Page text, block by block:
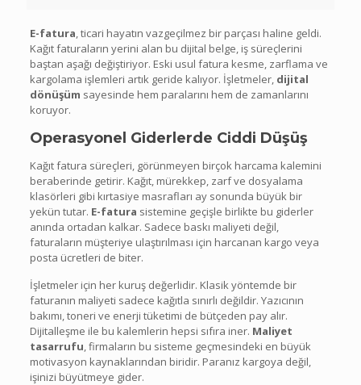
E-fatura, ticari hayatın vazgeçilmez bir parçası haline geldi.
Kağıt faturaların yerini alan bu dijital belge, iş süreçlerini
baştan aşağı değiştiriyor. Eski usul fatura kesme, zarflama ve
kargolama işlemleri artık geride kalıyor. İşletmeler, dijital
dönüşüm sayesinde hem paralarını hem de zamanlarını
koruyor.
Operasyonel Giderlerde Ciddi Düşüş
Kağıt fatura süreçleri, görünmeyen birçok harcama kalemini
beraberinde getirir. Kağıt, mürekkep, zarf ve dosyalama
klasörleri gibi kırtasiye masrafları ay sonunda büyük bir
yekün tutar. E-fatura sistemine geçişle birlikte bu giderler
anında ortadan kalkar. Sadece baskı maliyeti değil,
faturaların müşteriye ulaştırılması için harcanan kargo veya
posta ücretleri de biter.
İşletmeler için her kuruş değerlidir. Klasik yöntemde bir
faturanın maliyeti sadece kağıtla sınırlı değildir. Yazıcının
bakımı, toneri ve enerji tüketimi de bütçeden pay alır.
Dijitalleşme ile bu kalemlerin hepsi sıfıra iner. Maliyet
tasarrufu, firmaların bu sisteme geçmesindeki en büyük
motivasyon kaynaklarından biridir. Paranız kargoya değil,
işinizi büyütmeye gider.